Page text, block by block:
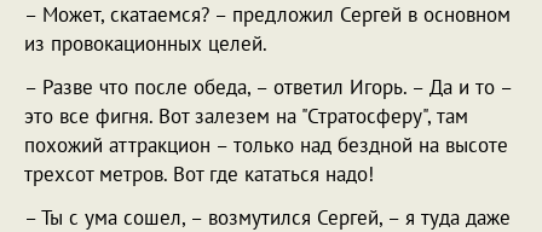
– Может, скатаемся? – предложил Сергей в основном
из провокационных целей.
– Разве что после обеда, – ответил Игорь. – Да и то –
это все фигня. Вот залезем на "Стратосферу", там
похожий аттракцион – только над бездной на высоте
трехсот метров. Вот где кататься надо!
– Ты с ума сошел, – возмутился Сергей, – я туда даже